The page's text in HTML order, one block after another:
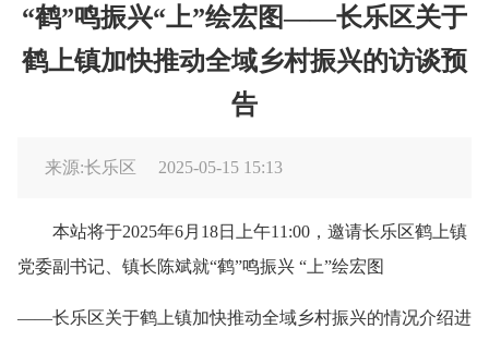
“鹤”鸣振兴“上”绘宏图——长乐区关于
鹤上镇加快推动全域乡村振兴的访谈预
告
来源:长乐区 2025-05-15 15:13
本站将于2025年6月18日上午11:00，邀请长乐区鹤上镇
党委副书记、镇长陈斌就“鹤”鸣振兴 “上”绘宏图
——长乐区关于鹤上镇加快推动全域乡村振兴的情况介绍进